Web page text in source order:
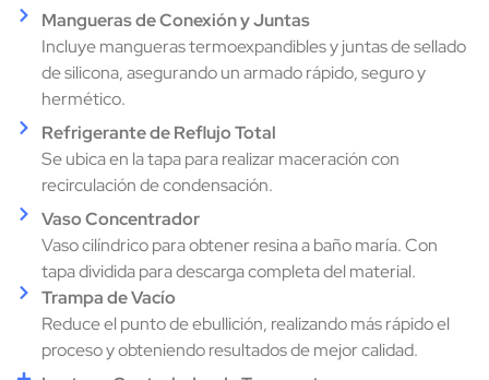
Mangueras de Conexión y Juntas
Incluye mangueras termoexpandibles y juntas de sellado
de silicona, asegurando un armado rápido, seguro y
hermético.
Refrigerante de Reflujo Total
Se ubica en la tapa para realizar maceración con
recirculación de condensación.
Vaso Concentrador
Vaso cilíndrico para obtener resina a baño maría. Con
tapa dividida para descarga completa del material.
Trampa de Vacío
Reduce el punto de ebullición, realizando más rápido el
proceso y obteniendo resultados de mejor calidad.